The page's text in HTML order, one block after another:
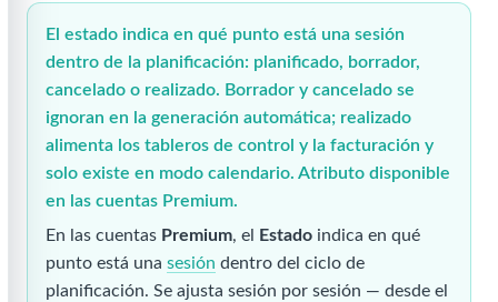
El estado indica en qué punto está una sesión
dentro de la planificación: planificado, borrador,
cancelado o realizado. Borrador y cancelado se
ignoran en la generación automática; realizado
alimenta los tableros de control y la facturación y
solo existe en modo calendario. Atributo disponible
en las cuentas Premium.
En las cuentas Premium, el Estado indica en qué
punto está una sesión dentro del ciclo de
planificación. Se ajusta sesión por sesión — desde el